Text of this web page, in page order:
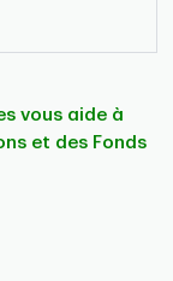
vous aide à
et des Fonds